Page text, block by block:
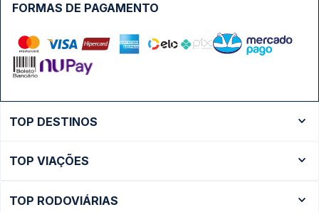
FORMAS DE PAGAMENTO
TOP DESTINOS
Ônibus São Paulo
TOP VIAÇÕES
TOP RODOVIÁRIAS